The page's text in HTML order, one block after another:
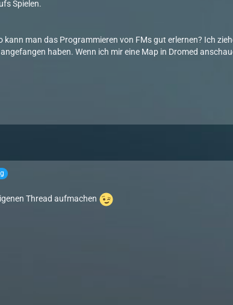
Spielen.
kann man das Programmieren von FMs gut erlernen? Ich
haben. Wenn ich mir eine Map in Dromed
Thread aufmachen